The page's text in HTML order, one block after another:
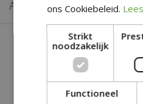
Altijd een passend kado!
ons Cookiebeleid.
Strikt
noodzakelijk
Functioneel